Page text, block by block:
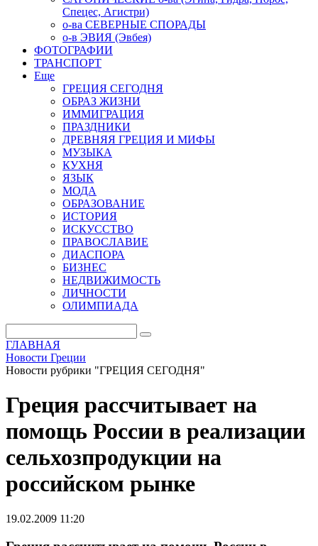
Спецес, Агистри)
о-ва СЕВЕРНЫЕ СПОРАДЫ
о-в ЭВИЯ (Эвбея)
ФОТОГРАФИИ
ТРАНСПОРТ
Еще
ГРЕЦИЯ СЕГОДНЯ
ОБРАЗ ЖИЗНИ
ИММИГРАЦИЯ
ПРАЗДНИКИ
ДРЕВНЯЯ ГРЕЦИЯ И МИФЫ
МУЗЫКА
КУХНЯ
ЯЗЫК
МОДА
ОБРАЗОВАНИЕ
ИСТОРИЯ
ИСКУССТВО
ПРАВОСЛАВИЕ
ДИАСПОРА
БИЗНЕС
НЕДВИЖИМОСТЬ
ЛИЧНОСТИ
ОЛИМПИАДА
ГЛАВНАЯ
Новости Греции
Новости рубрики "ГРЕЦИЯ СЕГОДНЯ"
Греция рассчитывает на
помощь России в реализации
сельхозпродукции на
российском рынке
19.02.2009 11:20